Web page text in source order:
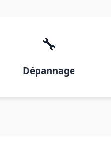
🔧
Dépannage